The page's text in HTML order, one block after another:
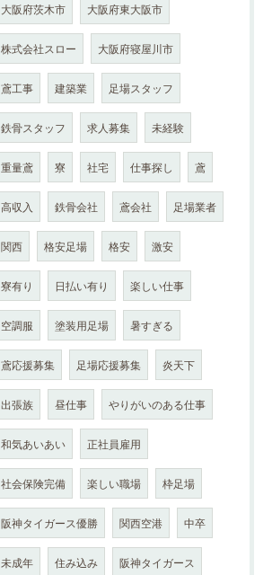
大阪府茨木市 大阪府東大阪市
株式会社スロー 大阪府寝屋川市
鳶工事 建築業 足場スタッフ
鉄骨スタッフ 求人募集 未経験
重量鳶 寮 社宅 仕事探し 鳶
高収入 鉄骨会社 鳶会社 足場業者
関西 格安足場 格安 激安
寮有り 日払い有り 楽しい仕事
空調服 塗装用足場 暑すぎる
鳶応援募集 足場応援募集 炎天下
出張族 昼仕事 やりがいのある仕事
和気あいあい 正社員雇用
社会保険完備 楽しい職場 枠足場
阪神タイガース優勝 関西空港 中卒
未成年 住み込み 阪神タイガース